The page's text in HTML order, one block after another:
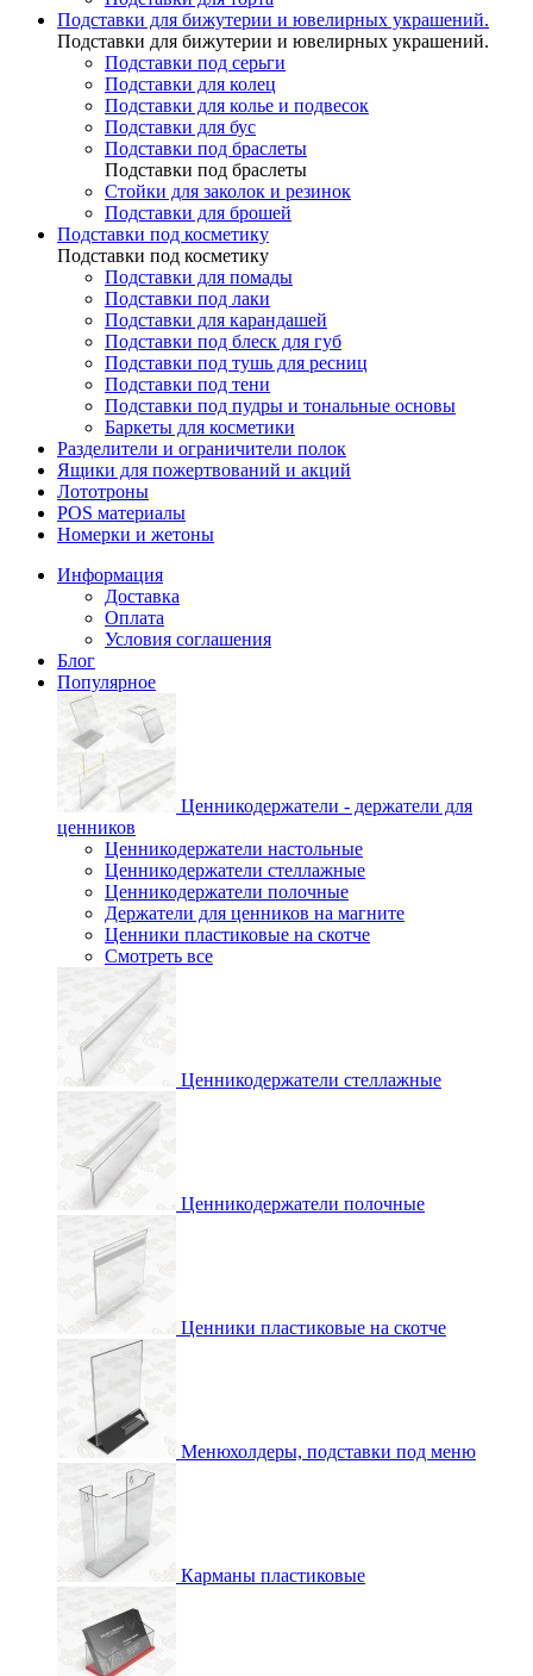
Подставки для бижутерии и ювелирныx украшений.
Подставки для бижутерии и ювелирныx украшений.
Подставки под серьги
Подставки для колец
Подставки для колье и подвесок
Подставки для бус
Подставки под браслеты
Подставки под браслеты
Стойки для заколок и резинок
Подставки для брошей
Подставки под косметику
Подставки под косметику
Подставки для помады
Подставки под лаки
Подставки для карандашей
Подставки под блеск для губ
Подставки под тушь для ресниц
Подставки под тени
Подставки под пудры и тональные основы
Баркеты для косметики
Разделители и ограничители полок
Ящики для пожертвований и акций
Лототроны
POS материалы
Номерки и жетоны
Информация
Доставка
Оплата
Условия соглашения
Блог
Популярное
Ценникодержатели - держатели для
ценников
Ценникодержатели настольные
Ценникодержатели стеллажные
Ценникодержатели полочные
Держатели для ценников на магните
Ценники пластиковые на скотче
Смотреть все
Ценникодержатели стеллажные
Ценникодержатели полочные
Ценники пластиковые на скотче
Менюхолдеры, подставки под меню
Карманы пластиковые